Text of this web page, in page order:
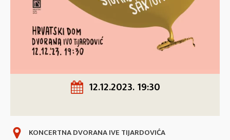
12.12.2023. 19:30
KONCERTNA DVORANA IVE TIJARDOVIĆA